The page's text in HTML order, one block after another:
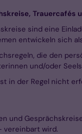
Trauercafés
sind eine
entwickeln sich
die den
und/oder
in der Regel nicht
und
vereinbart wird.